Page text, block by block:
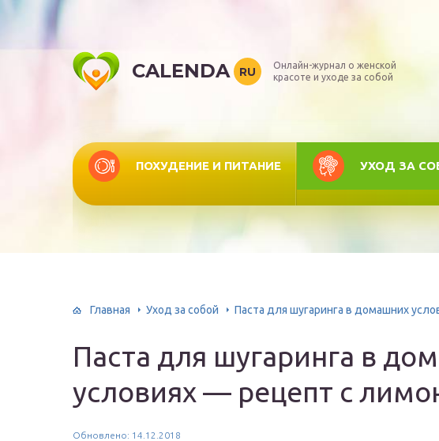
CALENDA RU
Онлайн-журнал о женской
красоте и уходе за собой
ПОХУДЕНИЕ И ПИТАНИЕ УХОД ЗА
Главная Уход за собой Паста для шугаринга в домашних
Паста для шугаринга в
условиях — рецепт с
Обновлено: 14.12.2018